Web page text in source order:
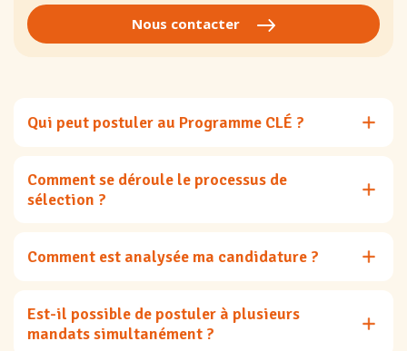
Nous contacter
Qui peut postuler au Programme CLÉ ?
Comment se déroule le processus de
sélection ?
Comment est analysée ma candidature ?
Est-il possible de postuler à plusieurs
mandats simultanément ?